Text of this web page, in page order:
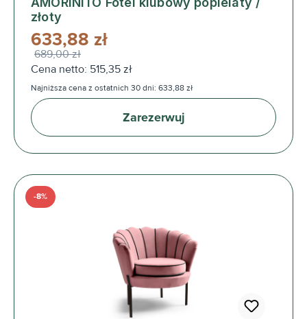
złoty
633,88 zł
689,00 zł
Cena netto: 515,35 zł
Najniższa cena z ostatnich 30 dni: 633,88 zł
Zarezerwuj
-8%